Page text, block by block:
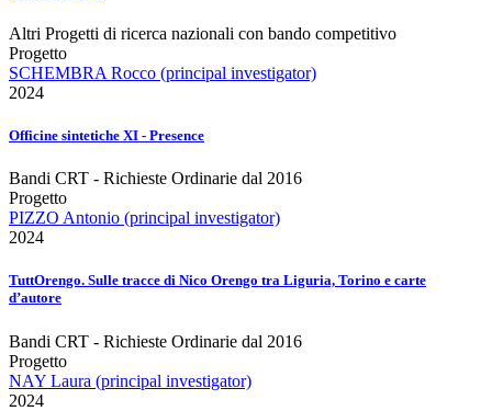
Altri Progetti di ricerca nazionali con bando competitivo
Progetto
SCHEMBRA Rocco (principal investigator)
2024
Officine sintetiche XI - Presence
Bandi CRT - Richieste Ordinarie dal 2016
Progetto
PIZZO Antonio (principal investigator)
2024
TuttOrengo. Sulle tracce di Nico Orengo tra Liguria, Torino e carte
d’autore
Bandi CRT - Richieste Ordinarie dal 2016
Progetto
NAY Laura (principal investigator)
2024